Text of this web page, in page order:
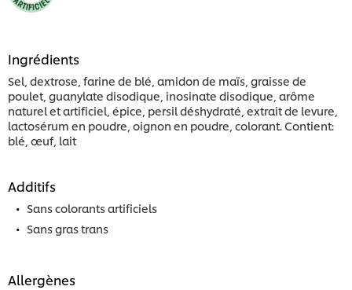
Ingrédients
Sel, dextrose, farine de blé, amidon de maïs, graisse de
poulet, guanylate disodique, inosinate disodique, arôme
naturel et artificiel, épice, persil déshydraté, extrait de levure,
lactosérum en poudre, oignon en poudre, colorant. Contient:
blé, œuf, lait
Additifs
Sans colorants artificiels
Sans gras trans
Allergènes